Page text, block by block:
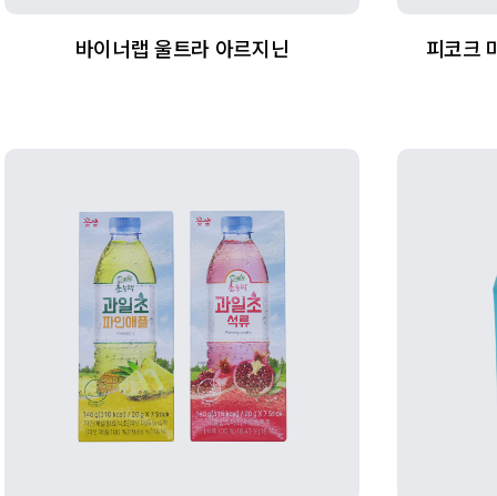
바이너랩 울트라 아르지닌 피코크